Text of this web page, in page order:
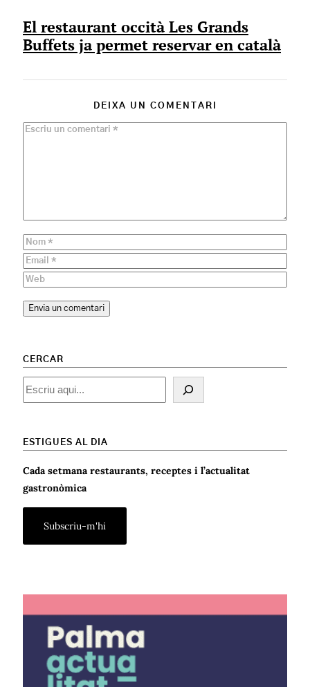
El restaurant occità Les Grands
Buffets ja permet reservar en català
DEIXA UN COMENTARI
CERCAR
Cercar
ESTIGUES AL DIA
Cada setmana restaurants, receptes i l’actualitat
gastronòmica